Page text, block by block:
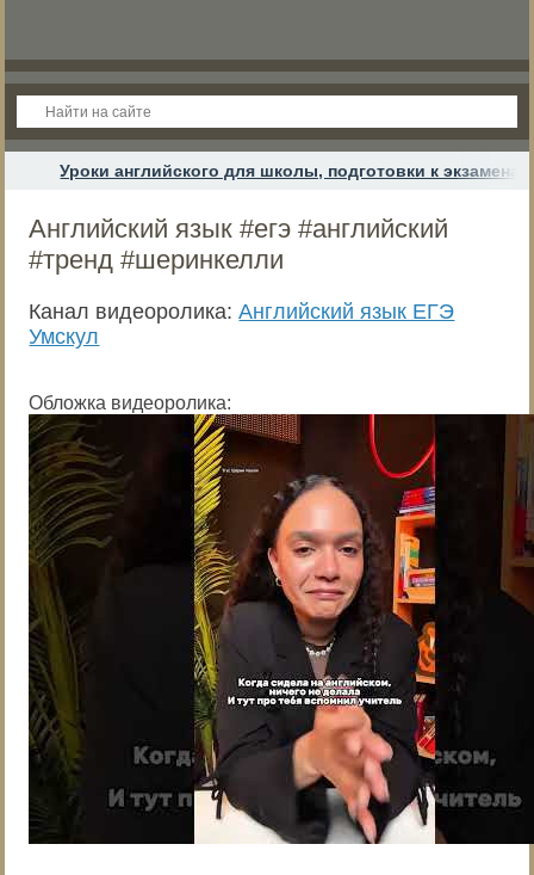
Уроки английского для школы, подготовки к
Английский язык #егэ #английский
#тренд #шеринкелли
Канал видеоролика:Английский язык ЕГЭ
Умскул
Обложка видеоролика: